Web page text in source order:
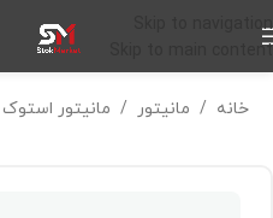
Skip to navigation
Skip to main content
خانه / مانیتور / مانیتور استوک